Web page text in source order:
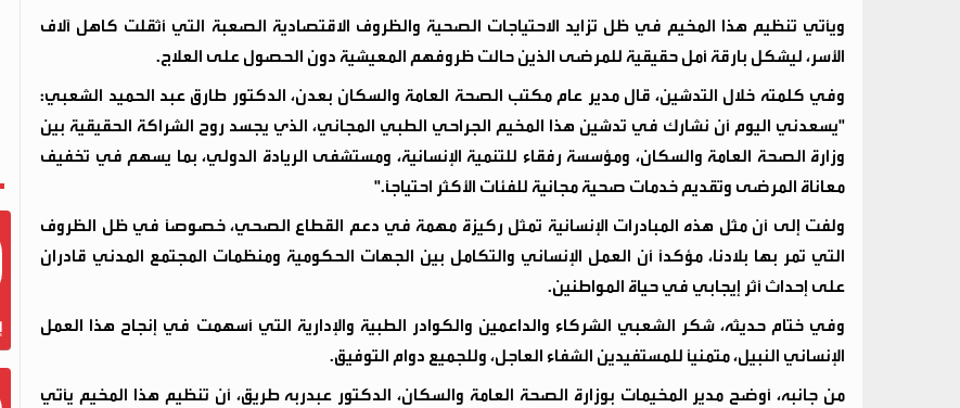
ويأتي تنظيم هذا المخيم في ظل تزايد الاحتياجات الصحية والظروف الاقتصادية الصعبة التي أثقلت كاهل آلاف
الأسر، ليشكل بارقة أمل حقيقية للمرضى الذين حالت ظروفهم المعيشية دون الحصول على العلاج.
وفي كلمته خلال التدشين، قال مدير عام مكتب الصحة العامة والسكان بعدن، الدكتور طارق عبد الحميد الشعبي:
"يسعدني اليوم أن نشارك في تدشين هذا المخيم الجراحي الطبي المجاني، الذي يجسد روح الشراكة الحقيقية بين
وزارة الصحة العامة والسكان، ومؤسسة رفقاء للتنمية الإنسانية، ومستشفى الريادة الدولي، بما يسهم في تخفيف
معاناة المرضى وتقديم خدمات صحية مجانية للفئات الأكثر احتياجًا."
ولفت إلى أن مثل هذه المبادرات الإنسانية تمثل ركيزة مهمة في دعم القطاع الصحي، خصوصًا في ظل الظروف
التي تمر بها بلادنا، مؤكدًا أن العمل الإنساني والتكامل بين الجهات الحكومية ومنظمات المجتمع المدني قادران
على إحداث أثر إيجابي في حياة المواطنين.
وفي ختام حديثه، شكر الشعبي الشركاء والداعمين والكوادر الطبية والإدارية التي أسهمت في إنجاح هذا العمل
الإنساني النبيل، متمنيًا للمستفيدين الشفاء العاجل، وللجميع دوام التوفيق.
من جانبه، أوضح مدير المخيمات بوزارة الصحة العامة والسكان، الدكتور عبدربه طريق، أن تنظيم هذا المخيم يأتي